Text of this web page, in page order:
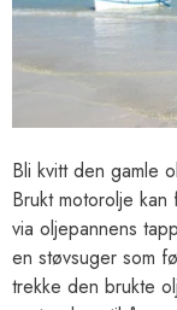
Bli kvitt den gamle
Brukt motorolje
via oljepannens
en støvsuger som
trekke den brukte